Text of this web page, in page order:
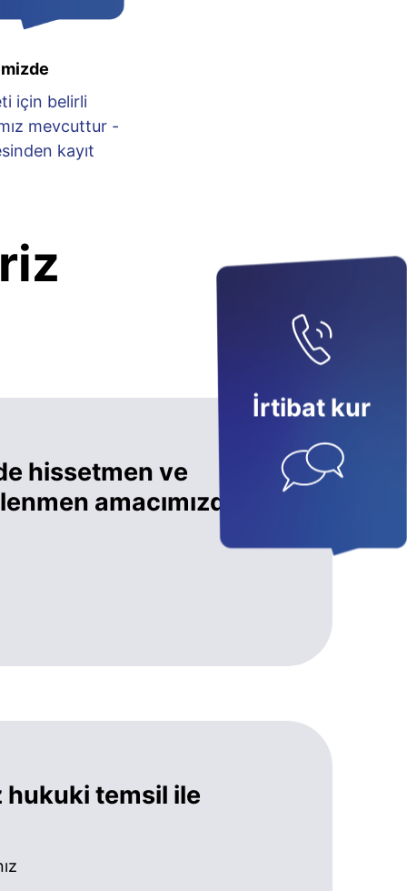
İrtibat kur
için belirli
mevcuttur -
kayıt
hissetmen ve
amacımızdır.
hukuki temsil ile